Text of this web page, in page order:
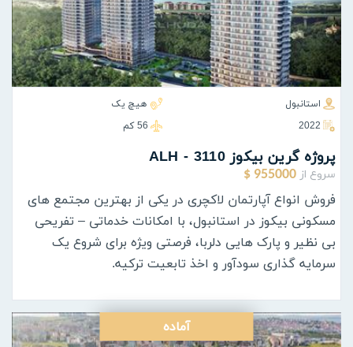
استانبول
هیچ یک
2022
56 كم
پروژه گرين بيكوز ALH - 3110
سروع از 955000 $
فروش انواع آپارتمان لاکچری در یکی از بهترین مجتمع های
مسکونی بیکوز در استانبول، با امکانات خدماتی – تفریحی
بی نظیر و پارک هایی دلربا، فرصتی ویژه برای شروع یک
سرمایه گذاری سودآور و اخذ تابعیت ترکیه.
آماده